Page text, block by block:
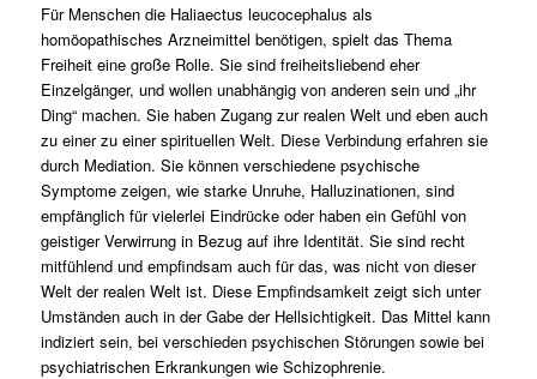
Für Menschen die Haliaectus leucocephalus als
homöopathisches Arzneimittel benötigen, spielt das Thema
Freiheit eine große Rolle. Sie sind freiheitsliebend eher
Einzelgänger, und wollen unabhängig von anderen sein und „ihr
Ding“ machen. Sie haben Zugang zur realen Welt und eben auch
zu einer zu einer spirituellen Welt. Diese Verbindung erfahren sie
durch Mediation. Sie können verschiedene psychische
Symptome zeigen, wie starke Unruhe, Halluzinationen, sind
empfänglich für vielerlei Eindrücke oder haben ein Gefühl von
geistiger Verwirrung in Bezug auf ihre Identität. Sie sind recht
mitfühlend und empfindsam auch für das, was nicht von dieser
Welt der realen Welt ist. Diese Empfindsamkeit zeigt sich unter
Umständen auch in der Gabe der Hellsichtigkeit. Das Mittel kann
indiziert sein, bei verschieden psychischen Störungen sowie bei
psychiatrischen Erkrankungen wie Schizophrenie.